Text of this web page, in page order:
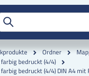
Ordner
bedruckt (4/4)
bedruckt (4/4) DIN A4